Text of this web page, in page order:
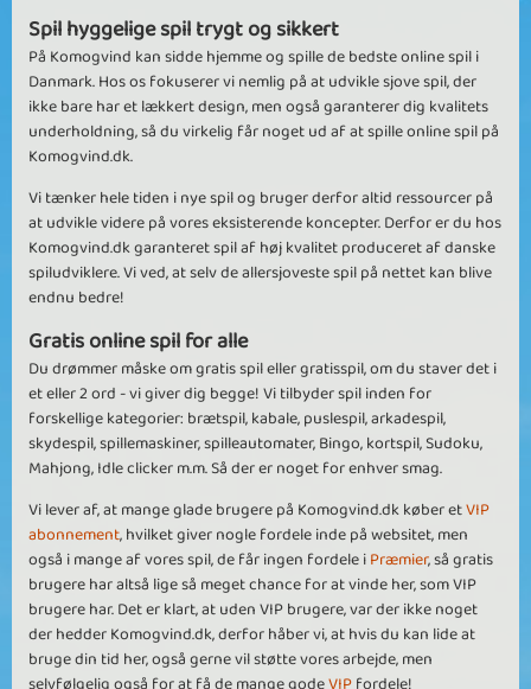
Spil hyggelige spil trygt og sikkert
På Komogvind kan sidde hjemme og spille de bedste online spil i
Danmark. Hos os fokuserer vi nemlig på at udvikle sjove spil, der
ikke bare har et lækkert design, men også garanterer dig kvalitets
underholdning, så du virkelig får noget ud af at spille online spil på
Komogvind.dk.
Vi tænker hele tiden i nye spil og bruger derfor altid ressourcer på
at udvikle videre på vores eksisterende koncepter. Derfor er du hos
Komogvind.dk garanteret spil af høj kvalitet produceret af danske
spiludviklere. Vi ved, at selv de allersjoveste spil på nettet kan blive
endnu bedre!
Gratis online spil for alle
Du drømmer måske om gratis spil eller gratisspil, om du staver det i
et eller 2 ord - vi giver dig begge! Vi tilbyder spil inden for
forskellige kategorier: brætspil, kabale, puslespil, arkadespil,
skydespil, spillemaskiner, spilleautomater, Bingo, kortspil, Sudoku,
Mahjong, Idle clicker m.m. Så der er noget for enhver smag.
Vi lever af, at mange glade brugere på Komogvind.dk køber etVIP
abonnement, hvilket giver nogle fordele inde på websitet, men
også i mange af vores spil, de får ingen fordele iPræmier, så gratis
brugere har altså lige så meget chance for at vinde her, som VIP
brugere har. Det er klart, at uden VIP brugere, var der ikke noget
der hedder Komogvind.dk, derfor håber vi, at hvis du kan lide at
bruge din tid her, også gerne vil støtte vores arbejde, men
selvfølgelig også for at få de mange godeVIPfordele!